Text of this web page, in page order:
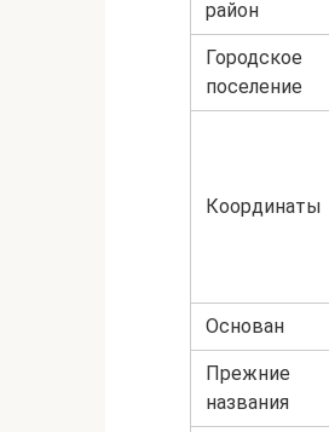
район
Городское
поселение
Координаты
Основан
Прежние
названия